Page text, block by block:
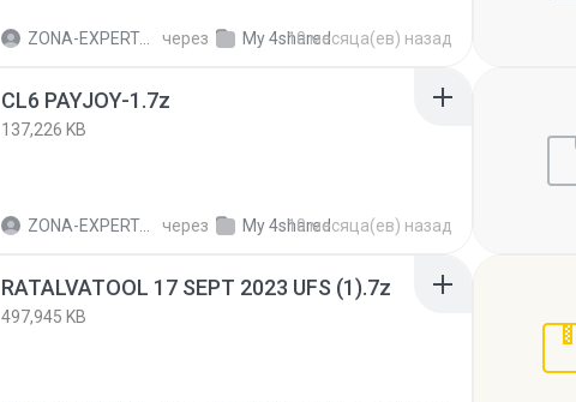
ZONA-EXPERTA2017 C. через My 4shared10 месяца(ев) назад
CL6 PAYJOY-1.7z
137,226 KB
ZONA-EXPERTA2017 C. через My 4shared10 месяца(ев) назад
RATALVATOOL 17 SEPT 2023 UFS (1).7z
497,945 KB